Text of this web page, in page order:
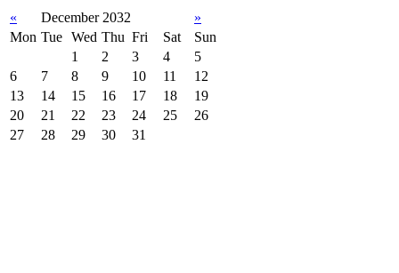
« December 2032
»
Mon Tue Wed Thu Fri Sat
Sun
1
2 3 4
5
6
7 8 9 10 11
12
13
14 15 16 17 18
19
20
21 22 23 24 25
26
27
28 29 30 31